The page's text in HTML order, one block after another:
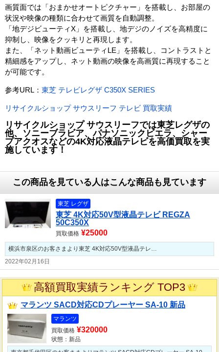
画質面では「おまかせオートピクチャー」を搭載し、お部屋の
状況や映像の種類に合わせて画質を自動調整。
「地デジビューティX」を搭載し、地デジのノイズを高精度に
抑制し、映像をクッキリと再現します。
また、「ネット動画ビューティLE」を搭載し、コントラストと
精細感をアップし、ネット動画の映像を高画質に再現すること
が可能です。
参考URL： 東芝 テレビレグザ C350X SERIES
リサイクルショップ サウスリーフ テレビ 買取実績
リサイクルショップ サウスリーフでは東芝レグザの
他、ソニーブラビア、パナソニックビエラ、シャー
プアクオスなどの4K対応液晶テレビを高価買取を実
施しています！
この商品を見ている人はこんな商品も見ています
東芝 レグザ
東芝 4K対応50V型液晶テレビ REGZA
50C350X
買取価格 ¥25000
横浜市泉区のお客さまより東芝 4K対応50V型液晶テレ…
2022年02月16日
高額買取実績ランキング TOP3
マランツ SACD対応CDプレーヤー SA-10 新品
マランツ
買取価格 ¥320000
状態：新品